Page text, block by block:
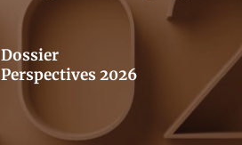
Dossier
Perspectives 2026